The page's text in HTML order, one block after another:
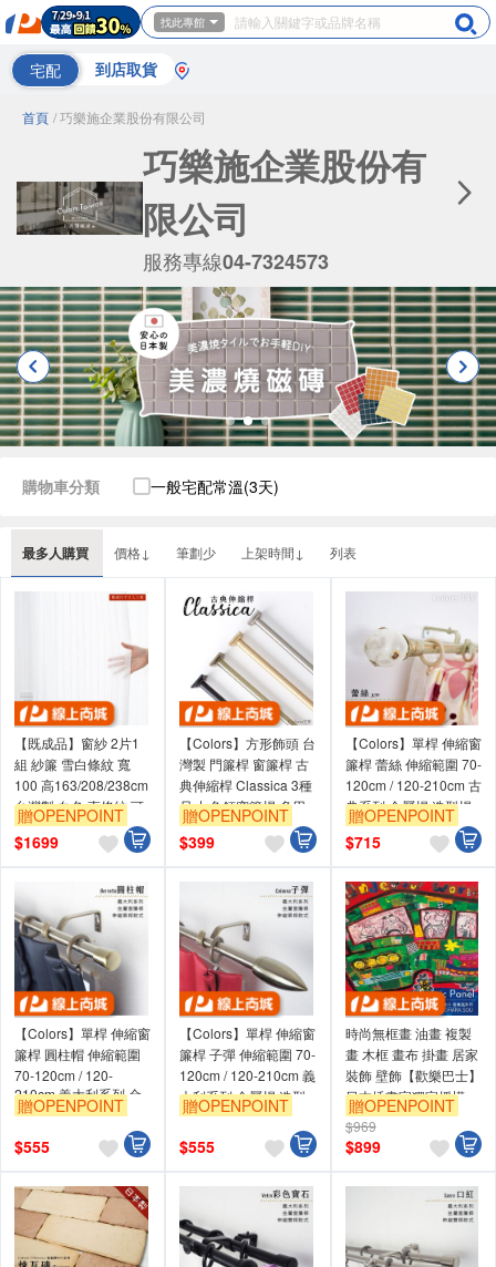
找此專館
宅配 到店取貨
首頁 / 巧樂施企業股份有限公司
巧樂施企業股份有
限公司
服務專線04-7324573
最多人購買 價格↓ 筆劃少 上架時間↓ 列表
購物車分類 一般宅配常溫(3天)
【既成品】窗紗 2片1
組 紗簾 雪白條紋 寬
100 高163/208/238cm
台灣製 白色 直條紋 可
水洗
贈OPENPOINT
$1699
【Colors】方形飾頭 台
灣製 門簾桿 窗簾桿 古
典伸縮桿 Classica 3種
尺寸 免釘窗簾桿 多用
途金屬桿 毛巾桿 免鑽
孔窗簾桿
贈OPENPOINT
$399
【Colors】單桿 伸縮窗
簾桿 蕾絲 伸縮範圍 70-
120cm / 120-210cm 古
典系列 金屬桿 造型桿
門簾桿
贈OPENPOINT
$715
【Colors】單桿 伸縮窗
簾桿 圓柱帽 伸縮範圍
70-120cm / 120-
210cm 義大利系列 金
屬桿 造型桿 門簾桿
贈OPENPOINT
$555
【Colors】單桿 伸縮窗
簾桿 子彈 伸縮範圍 70-
120cm / 120-210cm 義
大利系列 金屬桿 造型
桿 門簾桿
贈OPENPOINT
$555
時尚無框畫 油畫 複製
畫 木框 畫布 掛畫 居家
裝飾 壁飾【歡樂巴士】
日本插畫家獨家授權
贈OPENPOINT
$969
$899